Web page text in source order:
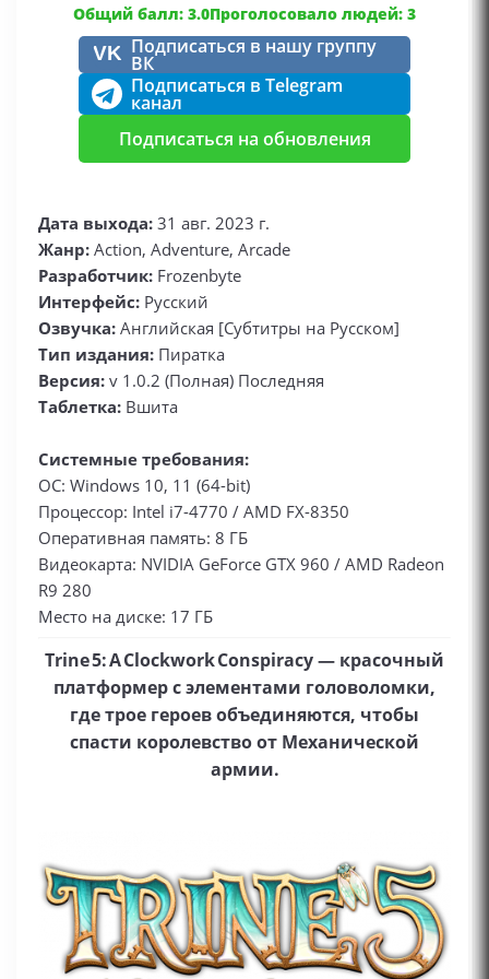
Общий балл: 3.0Проголосовало людей: 3
VK Подписаться в нашу группу
ВК
Подписаться в Telegram
канал
Подписаться на обновления
Дата выхода: 31 авг. 2023 г.
Жанр: Action, Adventure, Arcade
Разработчик: Frozenbyte
Интерфейс: Русский
Озвучка: Английская [Субтитры на Русском]
Тип издания: Пиратка
Версия: v 1.0.2 (Полная) Последняя
Таблетка: Вшита
Системные требования:
ОС: Windows 10, 11 (64-bit)
Процессор: Intel i7-4770 / AMD FX-8350
Оперативная память: 8 ГБ
Видеокарта: NVIDIA GeForce GTX 960 / AMD Radeon
R9 280
Место на диске: 17 ГБ
Trine 5: A Clockwork Conspiracy — красочный
платформер с элементами головоломки,
где трое героев объединяются, чтобы
спасти королевство от Механической
армии.